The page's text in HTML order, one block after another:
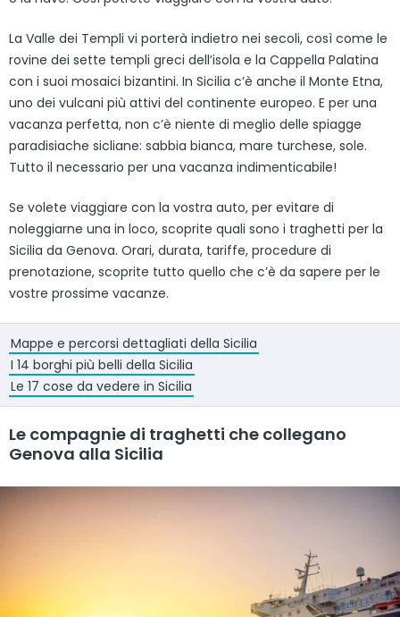
La Valle dei Templi vi porterà indietro nei secoli, così come le
rovine dei sette templi greci dell’isola e la Cappella Palatina
con i suoi mosaici bizantini. In Sicilia c’è anche il Monte Etna,
uno dei vulcani più attivi del continente europeo. E per una
vacanza perfetta, non c’è niente di meglio delle spiagge
paradisiache sicliane: sabbia bianca, mare turchese, sole.
Tutto il necessario per una vacanza indimenticabile!
Se volete viaggiare con la vostra auto, per evitare di
noleggiarne una in loco, scoprite quali sono i traghetti per la
Sicilia da Genova. Orari, durata, tariffe, procedure di
prenotazione, scoprite tutto quello che c’è da sapere per le
vostre prossime vacanze.
Mappe e percorsi dettagliati della Sicilia
I 14 borghi più belli della Sicilia
Le 17 cose da vedere in Sicilia
Le compagnie di traghetti che collegano
Genova alla Sicilia